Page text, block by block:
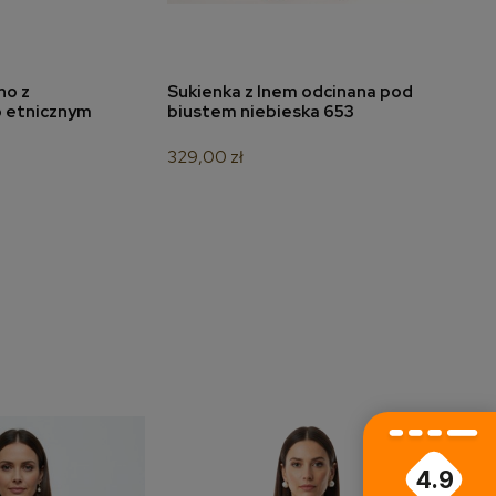
koszyka
z
dodaj do koszyka
Sukienka z lnem odcinana pod
biustem niebieska 653
329,00 zł
4.9